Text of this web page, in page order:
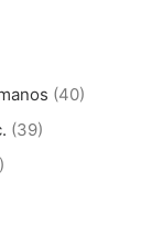
(40)
(39)